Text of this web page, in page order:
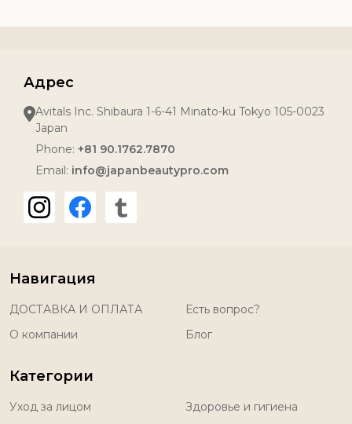
Адрес
Avitals Inc. Shibaura 1-6-41 Minato-ku Tokyo 105-0023
Japan
Phone: +81 90.1762.7870
Email: info@japanbeautypro.com
Навигация
ДОСТАВКА И ОПЛАТА
О компании
Есть вопрос?
Блог
Категории
Уход за лицом
Здоровье и гигиена